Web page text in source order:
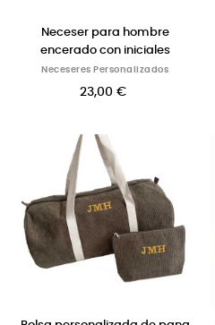
Neceser para hombre
encerado con iniciales
Neceseres Personalizados
23,00 €